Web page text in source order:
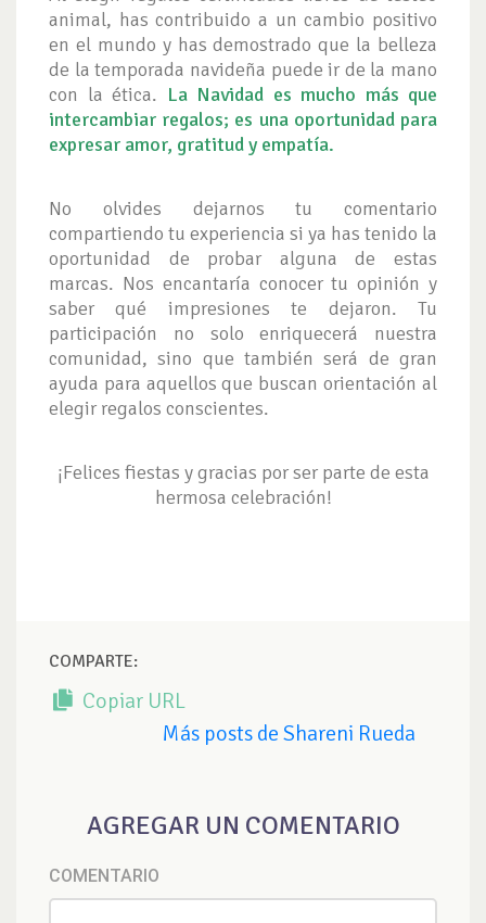
animal, has contribuido a un cambio positivo
en el mundo y has demostrado que la belleza
de la temporada navideña puede ir de la mano
con la ética. La Navidad es mucho más que
intercambiar regalos; es una oportunidad para
expresar amor, gratitud y empatía.
No olvides dejarnos tu comentario
compartiendo tu experiencia si ya has tenido la
oportunidad de probar alguna de estas
marcas. Nos encantaría conocer tu opinión y
saber qué impresiones te dejaron. Tu
participación no solo enriquecerá nuestra
comunidad, sino que también será de gran
ayuda para aquellos que buscan orientación al
elegir regalos conscientes.
¡Felices fiestas y gracias por ser parte de esta
hermosa celebración!
COMPARTE:
Copiar URL
Más posts de Shareni Rueda
AGREGAR UN COMENTARIO
COMENTARIO